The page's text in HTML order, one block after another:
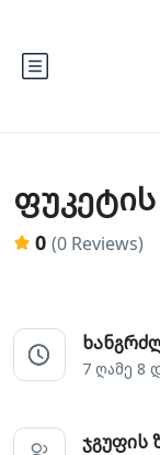
0 (0 Reviews)
7 ღამე 8
ჯგუფის